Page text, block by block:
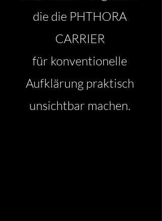
die die PHTHORA
CARRIER
für konventionelle
Aufklärung praktisch
unsichtbar machen.